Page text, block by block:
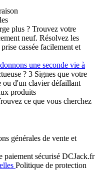
plus ? Trouvez votre
neuf. Résolvez les
cassée facilement et
une seconde vie à
? 3 Signes que votre
ou d'un clavier défaillant
produits
ce que vous cherchez
générales de vente et
paiement sécurisé DCJack.fr
Politique de protection